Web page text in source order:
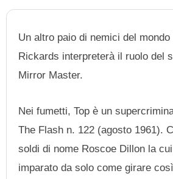
Un altro paio di nemici del
Rickards interpreterà il ruolo del
Mirror Master.
Nei fumetti, Top è un
The Flash n. 122 (agosto 1961).
soldi di nome Roscoe Dillon la
imparato da solo come girare